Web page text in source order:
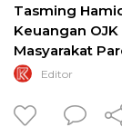
Tasming
Keuangan
Masyarakat
Editor